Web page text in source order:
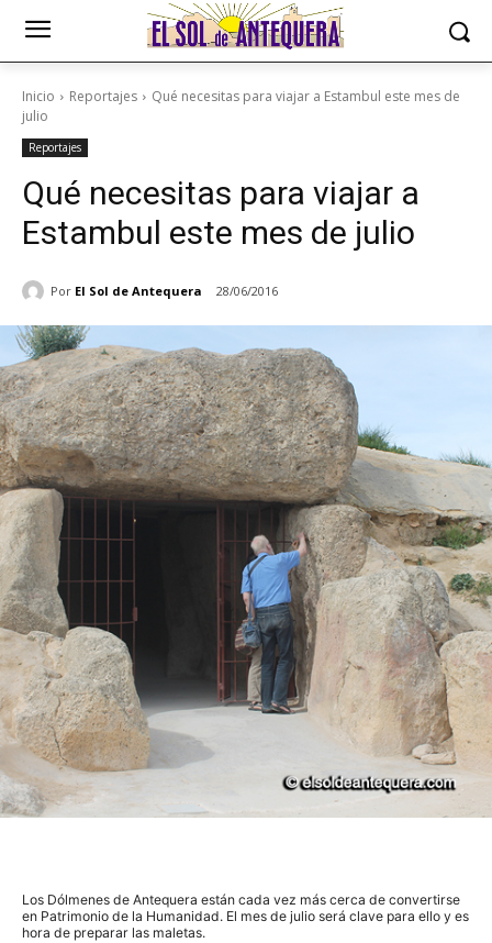
Inicio Reportajes
Qué necesitas para viajar a Estambul este mes de
julio
Reportajes
Qué necesitas para viajar a
Estambul este mes de julio
Por El Sol de Antequera 28/06/2016
Los Dólmenes de Antequera están cada vez más cerca de convertirse
en Patrimonio de la Humanidad. El mes de julio será clave para ello y es
hora de preparar las maletas.